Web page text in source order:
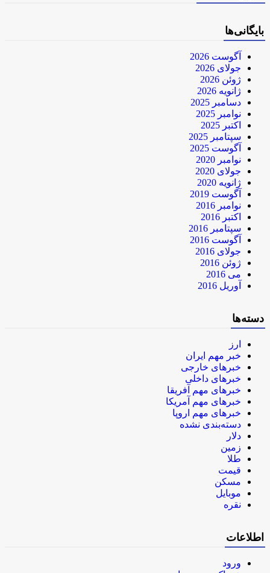
بایگانی‌ها
آگوست 2026
جولای 2026
ژوئن 2026
ژانویه 2026
دسامبر 2025
نوامبر 2025
اکتبر 2025
سپتامبر 2025
آگوست 2025
نوامبر 2020
جولای 2020
ژانویه 2020
آگوست 2019
نوامبر 2016
اکتبر 2016
سپتامبر 2016
آگوست 2016
جولای 2016
ژوئن 2016
می 2016
آوریل 2016
دسته‌ها
ارز
خبر مهم ایران
خبرهای خارجی
خبرهای داخلی
خبرهای مهم آفریقا
خبرهای مهم آمریکا
خبرهای مهم اروپا
دسته‌بندی نشده
دلار
زمین
طلا
قیمت
مسکن
موبایل
نقره
اطلاعات
ورود